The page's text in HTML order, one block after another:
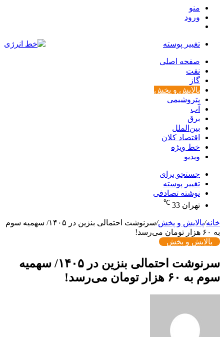
منو
ورود
تغییر پوسته
صفحه اصلی
نفت
گاز
پالایش و پخش
پتروشیمی
آب
برق
بین‌الملل
اقتصاد کلان
خط ویژه
ویدیو
جستجو برای
تغییر پوسته
نوشته تصادفی
تهران 33
℃
خانه/پالایش و پخش/
سرنوشت احتمالی بنزین در ۱۴۰۵/ سهمیه سوم
به ۶۰ هزار تومان می‌رسد!
پالایش و پخش
سرنوشت احتمالی بنزین در ۱۴۰۵/ سهمیه
سوم به ۶۰ هزار تومان می‌رسد!